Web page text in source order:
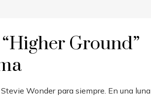
Ground”
Wonder para siempre. En una luna